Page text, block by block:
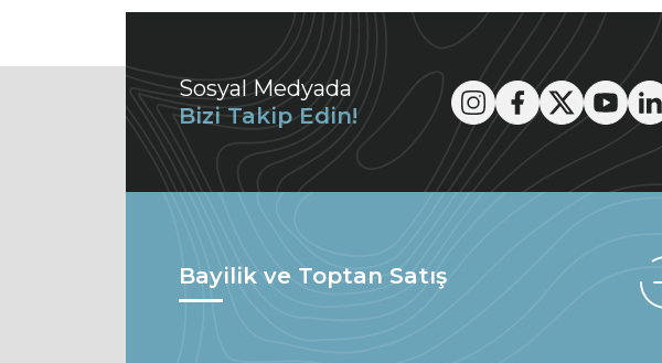
Sosyal Medyada
Bizi Takip Edin!
Bayilik ve Toptan Satış